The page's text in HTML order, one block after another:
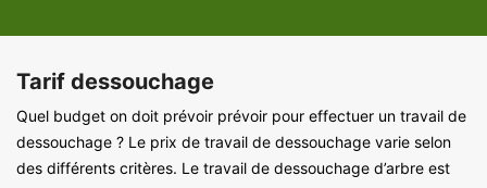
Tarif dessouchage
Quel budget on doit prévoir prévoir pour effectuer un travail de
dessouchage ? Le prix de travail de dessouchage varie selon
des différents critères. Le travail de dessouchage d’arbre est